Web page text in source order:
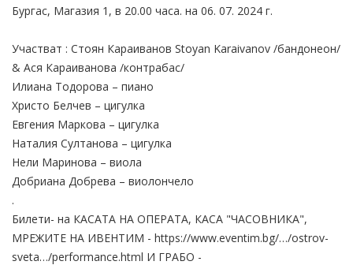
Бургас, Магазия 1, в 20.00 часа. на 06. 07. 2024 г.
Участват : Стоян Караиванов Stoyan Karaivanov /бандонеон/
& Ася Караиванова /контрабас/
Илиана Тодорова – пиано
Христо Белчев – цигулка
Евгения Маркова – цигулка
Наталия Султанова – цигулка
Нели Маринова – виола
Добриана Добрева – виолончело
.
Билети- на КАСАТА НА ОПЕРАТА, КАСА "ЧАСОВНИКА",
МРЕЖИТЕ НА ИВЕНТИМ - https://www.eventim.bg/…/ostrov-
sveta…/performance.html И ГРАБО -